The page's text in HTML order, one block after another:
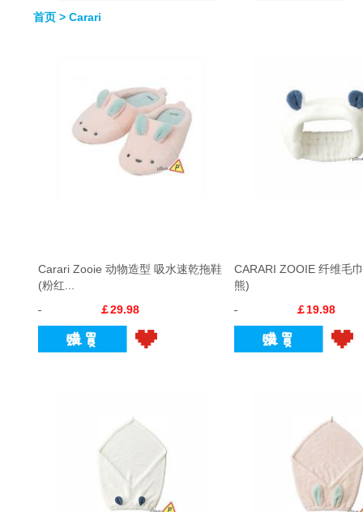
首页 > Carari
Carari Zooie 动物造型 吸水速乾拖鞋
(粉红...
￡29.98
CARARI ZOOIE 纤维毛
熊)
￡19.98